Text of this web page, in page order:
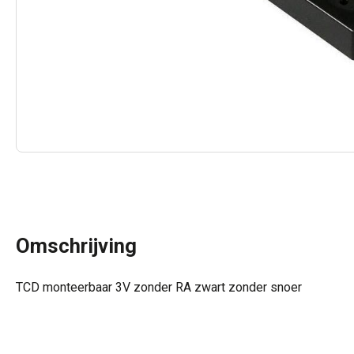
Omschrijving
TCD monteerbaar 3V zonder RA zwart zonder snoer